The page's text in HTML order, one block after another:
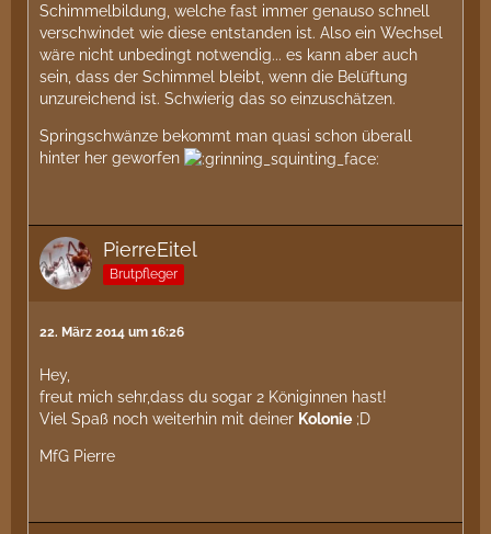
Schimmelbildung, welche fast immer genauso schnell
verschwindet wie diese entstanden ist. Also ein Wechsel
wäre nicht unbedingt notwendig... es kann aber auch
sein, dass der Schimmel bleibt, wenn die Belüftung
unzureichend ist. Schwierig das so einzuschätzen.
Springschwänze bekommt man quasi schon überall
hinter her geworfen
PierreEitel
Brutpfleger
22. März 2014 um 16:26
Hey,
freut mich sehr,dass du sogar 2 Königinnen hast!
Viel Spaß noch weiterhin mit deiner Kolonie ;D
MfG Pierre